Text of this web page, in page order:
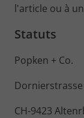
l'article ou à
Statuts
Popken + Co.
Dornierstrasse
CH-9423